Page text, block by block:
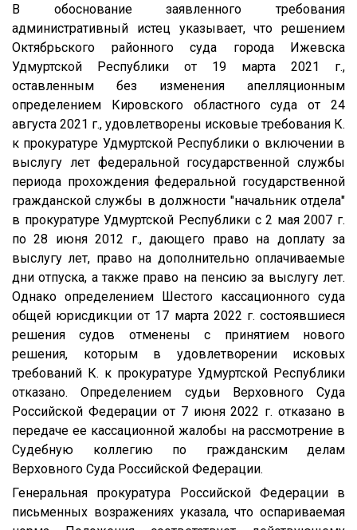
В обоснование заявленного требования
административный истец указывает, что решением
Октябрьского районного суда города Ижевска
Удмуртской Республики от 19 марта 2021 г.,
оставленным без изменения апелляционным
определением Кировского областного суда от 24
августа 2021 г., удовлетворены исковые требования К.
к прокуратуре Удмуртской Республики о включении в
выслугу лет федеральной государственной службы
периода прохождения федеральной государственной
гражданской службы в должности "начальник отдела"
в прокуратуре Удмуртской Республики с 2 мая 2007 г.
по 28 июня 2012 г., дающего право на доплату за
выслугу лет, право на дополнительно оплачиваемые
дни отпуска, а также право на пенсию за выслугу лет.
Однако определением Шестого кассационного суда
общей юрисдикции от 17 марта 2022 г. состоявшиеся
решения судов отменены с принятием нового
решения, которым в удовлетворении исковых
требований К. к прокуратуре Удмуртской Республики
отказано. Определением судьи Верховного Суда
Российской Федерации от 7 июня 2022 г. отказано в
передаче ее кассационной жалобы на рассмотрение в
Судебную коллегию по гражданским делам
Верховного Суда Российской Федерации.
Генеральная прокуратура Российской Федерации в
письменных возражениях указала, что оспариваемая